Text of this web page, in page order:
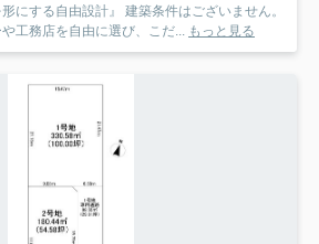
にする自由設計』 建築条件はございません。
工務店を自由に選び、こだ... もっと見る